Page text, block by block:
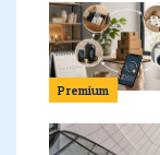
Premium